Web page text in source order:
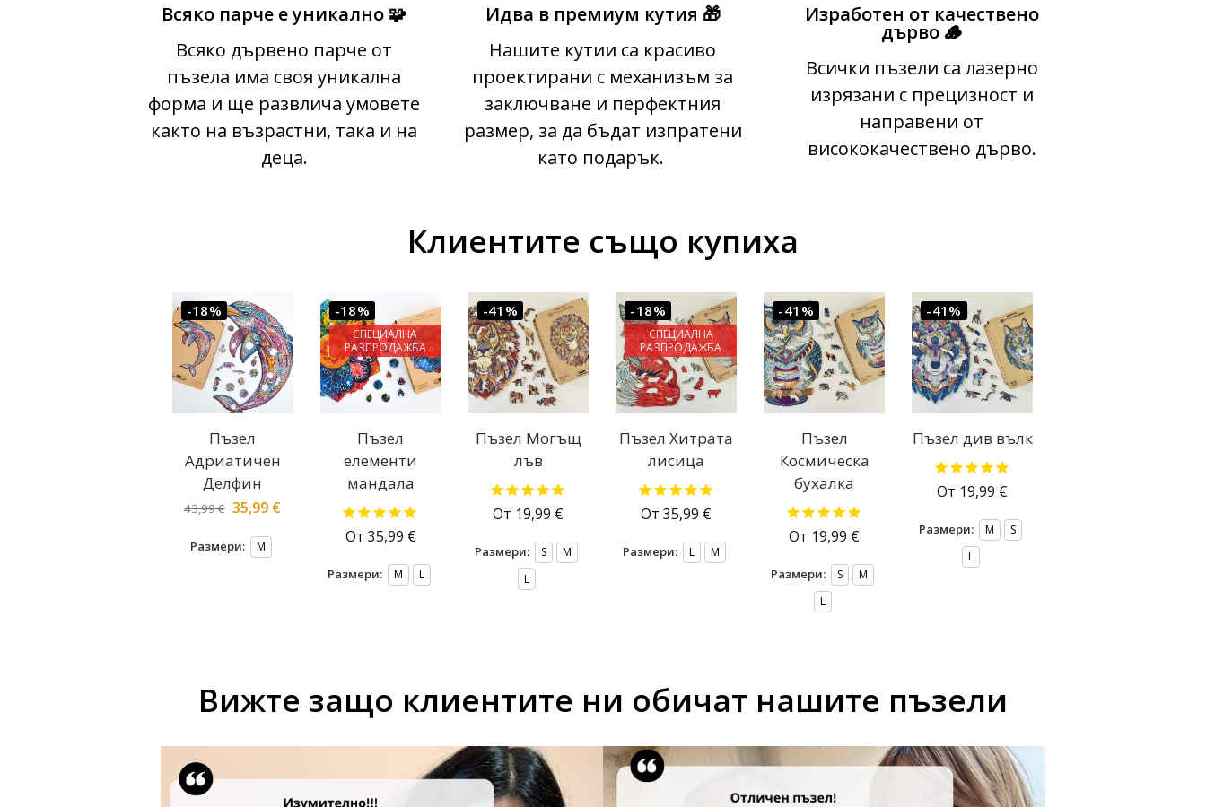
Всяко парче е уникално 🧩
Всяко дървено парче от
пъзела има своя уникална
форма и ще развлича умовете
както на възрастни, така и на
деца.
Идва в премиум кутия 🎁
Нашите кутии са красиво
проектирани с механизъм за
заключване и перфектния
размер, за да бъдат изпратени
като подарък.
Изработен от качествено
дърво 🪵
Всички пъзели са лазерно
изрязани с прецизност и
направени от
висококачествено дърво.
Клиентите също купиха
-18%
Пъзел
Адриатичен
Делфин
43,99€ 35,99 €
Размери: M
-18%
СПЕЦИАЛНА
РАЗПРОДАЖБА
Пъзел
елементи
мандала
От 35,99 €
Размери: M L
-41%
Пъзел Могъщ
лъв
От 19,99 €
Размери: S
M
L
-18%
СПЕЦИАЛНА
РАЗПРОДАЖБА
Пъзел Хитрата
лисица
От35,99 €
Размери: L M
-41%
Пъзел
Космическа
бухалка
От 19,99 €
Размери: S
M
L
-41%
Пъзел див вълк
От 19,99 €
Размери: M
S
L
Вижте защо клиентите ни обичат нашите пъзели